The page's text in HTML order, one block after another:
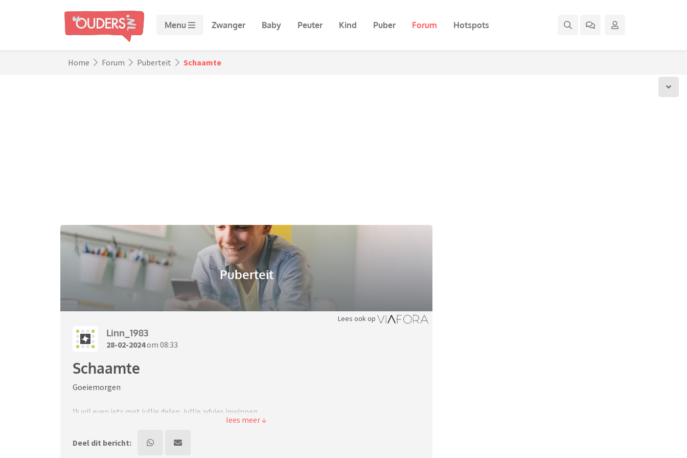
Menu Zwanger Baby Peuter Kind Puber Forum Hotspots
Home Forum Puberteit Schaamte
Puberteit
Lees ook op
Linn_1983
28-02-2024om 08:33
Schaamte
Goeiemorgen
Ik wil even iets met jullie delen, jullie advies inwinnen.
Deel dit bericht: